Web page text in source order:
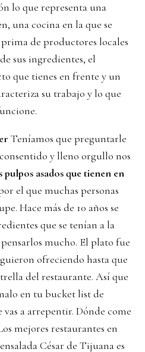
lo que representa una
una cocina en la que se
de productores locales
sus ingredientes, el
que tienes en frente y un
su trabajo y lo que
Teníamos que preguntarle
y lleno orgullo nos
pulpos asados que tienen en
el que muchas personas
Hace más de 10 años se
que se tenían a la
mucho. El plato fue
ofreciendo hasta que
del restaurante. Así que
en tu bucket list de
a arrepentir. Dónde come
mejores restaurantes en
César de Tijuana es